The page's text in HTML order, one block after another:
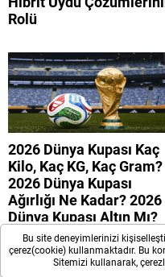
Rolü
2026 Dünya Kupası Kaç
Kilo, Kaç KG, Kaç Gram?
2026 Dünya Kupası
Ağırlığı Ne Kadar? 2026
Dünya Kupası Altın Mı?
Bu site deneyimlerinizi
çerez(cookie) kullanmaktadır. Bu
Sitemizi kullanarak,